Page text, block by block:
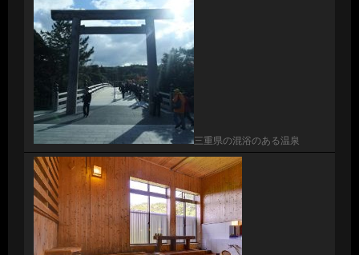
三重県の混浴のある温泉